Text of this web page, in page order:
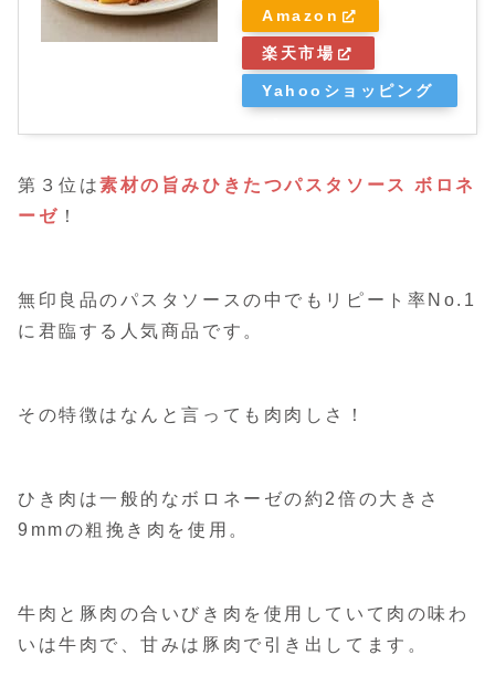
Amazon
楽天市場
Yahooショッピング
第３位は素材の旨みひきたつパスタソース ボロネ
ーゼ ！
無印良品のパスタソースの中でもリピート率No.1
に君臨する人気商品です。
その特徴はなんと言っても肉肉しさ！
ひき肉は一般的なボロネーゼの約2倍の大きさ
9mmの粗挽き肉を使用。
牛肉と豚肉の合いびき肉を使用していて肉の味わ
いは牛肉で、甘みは豚肉で引き出してます。